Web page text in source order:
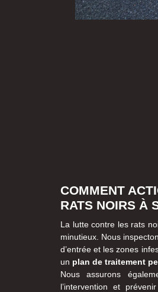
COMMENT
RATS NOIRS À
La lutte contre les rats
minutieux. Nous
d’entrée et les zones
un plan de traitement
Nous assurons
l’intervention et